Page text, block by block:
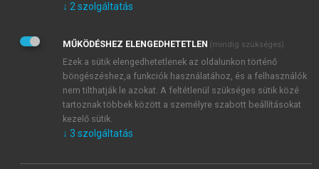
Kérek értesítést az Akadémiai Kiadó Zrt. újdonságairól,
Adatkezelési tájékoztatóbanfoglaltakat tudomásul
veszem és elfogadom.
Általános vásárlási feltételeket, valamint a szotar.netés a
mersz.huoldalak licencszerződéseiben foglaltakat
tudomásul veszem és elfogadom.
KIPRÓBÁLOM
↓ 2 szolgáltatás
MŰKÖDÉSHEZ ELENGEDHETETLEN (mindig szükséges)
Ezek a sütik elengedhetetlenek az oldalunkon történő
böngészéshez,a funkciók használatához, és a felhasználók
nem tilthatják le azokat. A feltétlenül szükséges sütik közé
tartoznak többek között a személyre szabott beállításokat
kezelő sütik.
↓ 3 szolgáltatás